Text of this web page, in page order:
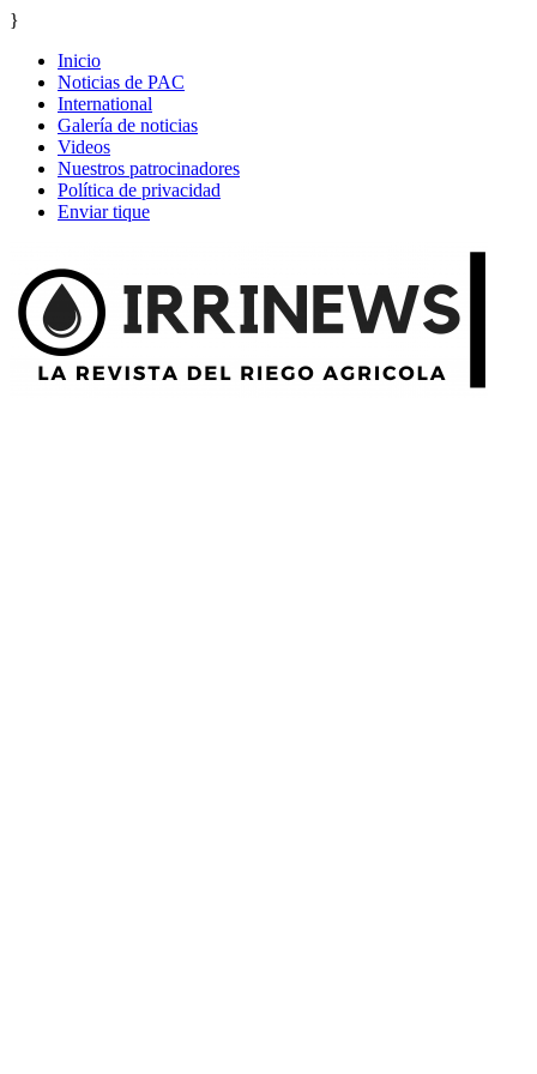
}
Inicio
Noticias de PAC
International
Galería de noticias
Videos
Nuestros patrocinadores
Política de privacidad
Enviar tique